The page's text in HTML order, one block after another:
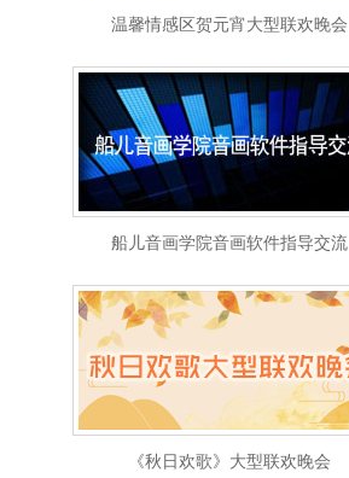
温馨情感区贺元宵大型联欢晚会
船儿音画学院音画软件指导交流
《秋日欢歌》大型联欢晚会